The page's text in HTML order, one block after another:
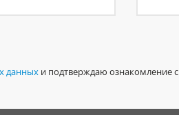
данных и подтверждаю ознакомление с